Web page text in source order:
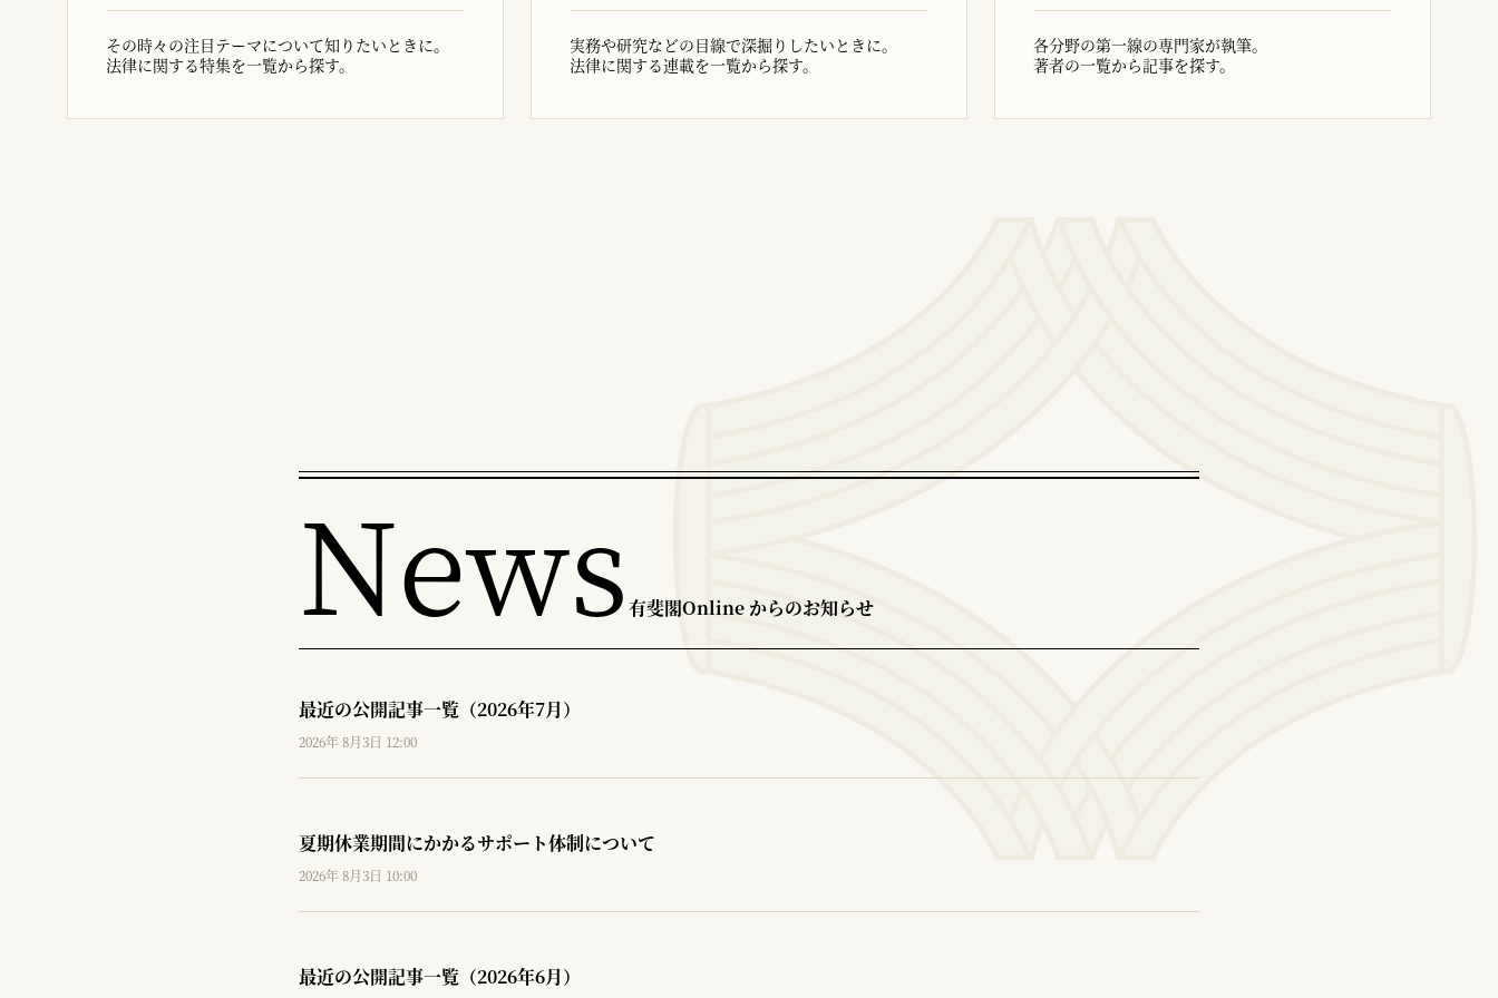
その時々の注目テーマについて知りたいときに。
法律に関する特集を一覧から探す。
実務や研究などの目線で深掘りしたいときに。
法律に関する連載を一覧から探す。
各分野の第一線の専門家が執筆。
著者の一覧から記事を探す。
News 有斐閣Online からのお知らせ
最近の公開記事一覧（2026年7月）
2026年 8月3日 12:00
夏期休業期間にかかるサポート体制について
2026年 8月3日 10:00
最近の公開記事一覧（2026年6月）